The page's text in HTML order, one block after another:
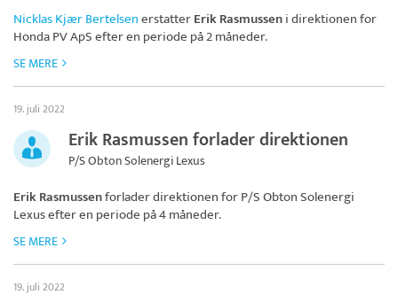
Nicklas Kjær BertelsenerstatterErik Rasmusseni direktionen for
Honda PV ApSefter en periode på 2 måneder.
SE MERE
19. juli 2022
Erik Rasmussen forlader direktionen
P/S Obton Solenergi Lexus
Erik Rasmussenforlader direktionen forP/S Obton Solenergi
Lexusefter en periode på 4 måneder.
SE MERE
19. juli 2022